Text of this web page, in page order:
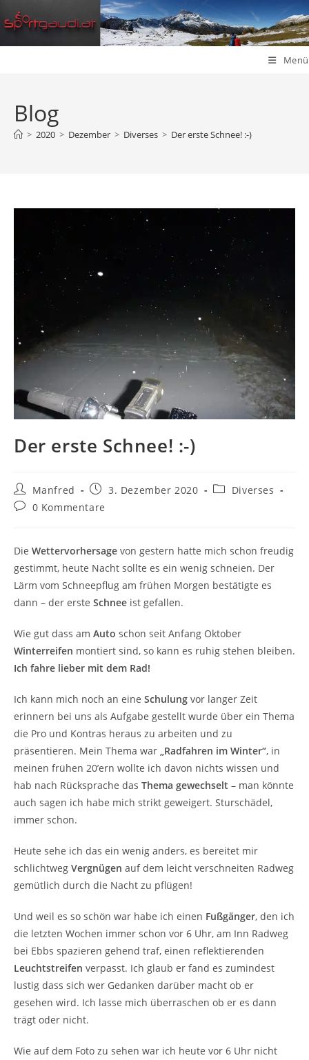
Zum
Inhalt
Menü
Blog
> 2020 > Dezember > Diverses > Der erste Schnee! :-)
Der erste Schnee! :-)
Beitrags-
Autor:
Manfred
Beitrag3. Dezember 2020
Beitrags-
Diverses
Beitrags-
0 Kommentare
Die Wettervorhersage von gestern hatte mich schon freudig
gestimmt, heute Nacht sollte es ein wenig schneien. Der
Lärm vom Schneepflug am frühen Morgen bestätigte es
dann – der erste Schnee ist gefallen.
Wie gut dass am Auto schon seit Anfang Oktober
Winterreifen montiert sind, so kann es ruhig stehen bleiben.
Ich fahre lieber mit dem Rad!
Ich kann mich noch an eine Schulung vor langer Zeit
erinnern bei uns als Aufgabe gestellt wurde über ein Thema
die Pro und Kontras heraus zu arbeiten und zu
präsentieren. Mein Thema war „Radfahren im Winter“, in
meinen frühen 20’ern wollte ich davon nichts wissen und
hab nach Rücksprache das Thema gewechselt – man könnte
auch sagen ich habe mich strikt geweigert. Sturschädel,
immer schon.
Heute sehe ich das ein wenig anders, es bereitet mir
schlichtweg Vergnügen auf dem leicht verschneiten Radweg
gemütlich durch die Nacht zu pflügen!
Und weil es so schön war habe ich einen Fußgänger, den ich
die letzten Wochen immer schon vor 6 Uhr, am Inn Radweg
bei Ebbs spazieren gehend traf, einen reflektierenden
Leuchtstreifen verpasst. Ich glaub er fand es zumindest
lustig dass sich wer Gedanken darüber macht ob er
gesehen wird. Ich lasse mich überraschen ob er es dann
trägt oder nicht.
Wie auf dem Foto zu sehen war ich heute vor 6 Uhr nicht